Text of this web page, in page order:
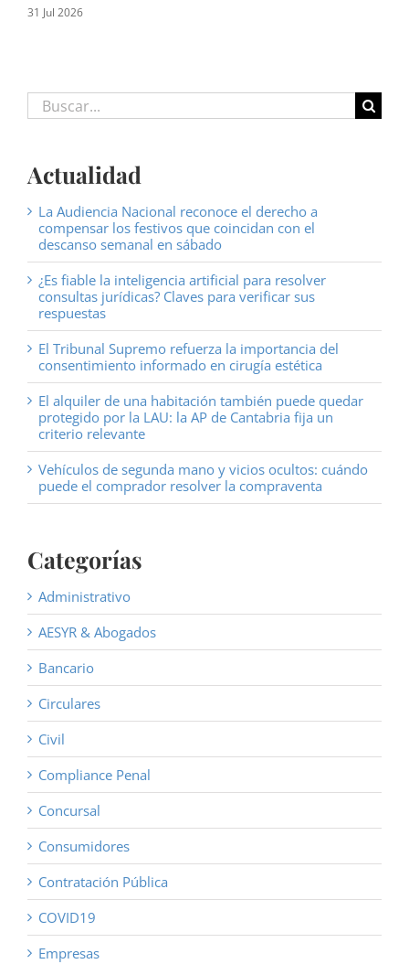
31 Jul 2026
Buscar:
Actualidad
La Audiencia Nacional reconoce el derecho a
compensar los festivos que coincidan con el
descanso semanal en sábado
¿Es fiable la inteligencia artificial para resolver
consultas jurídicas? Claves para verificar sus
respuestas
El Tribunal Supremo refuerza la importancia del
consentimiento informado en cirugía estética
El alquiler de una habitación también puede quedar
protegido por la LAU: la AP de Cantabria fija un
criterio relevante
Vehículos de segunda mano y vicios ocultos: cuándo
puede el comprador resolver la compraventa
Categorías
Administrativo
AESYR & Abogados
Bancario
Circulares
Civil
Compliance Penal
Concursal
Consumidores
Contratación Pública
COVID19
Empresas